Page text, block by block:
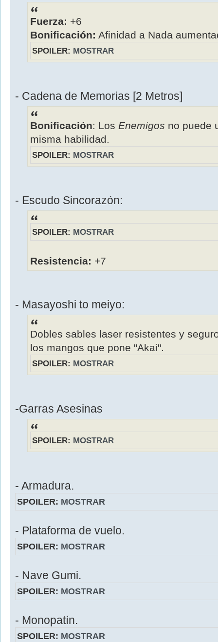
Fuerza: +6
Bonificación: Afinidad a Nada
SPOILER: MOSTRAR
- Cadena de Memorias [2 Metros]
Bonificación: Los Enemigos no puede
misma habilidad.
SPOILER: MOSTRAR
- Escudo Sincorazón:
SPOILER: MOSTRAR
Resistencia: +7
- Masayoshi to meiyo:
Dobles sables laser resistentes y
los mangos que pone "Akai".
SPOILER: MOSTRAR
-Garras Asesinas
SPOILER: MOSTRAR
- Armadura.
SPOILER: MOSTRAR
- Plataforma de vuelo.
SPOILER: MOSTRAR
- Nave Gumi.
SPOILER: MOSTRAR
- Monopatín.
SPOILER: MOSTRAR